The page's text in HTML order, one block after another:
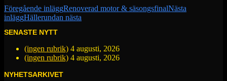
Inläggsnavigering
Föregående inläggRenoverad motor & säsongsfinalNästa
inläggHällerundan nästa
SENASTE NYTT
(ingen rubrik) 4 augusti, 2026
(ingen rubrik) 4 augusti, 2026
NYHETSARKIVET